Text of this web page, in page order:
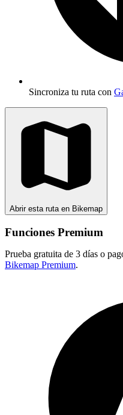
Sincroniza tu ruta con
Abrir esta ruta en Bikemap
Funciones Premium
Prueba gratuita de 3 días o
Bikemap Premium.